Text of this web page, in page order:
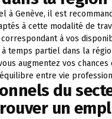
à Genève, il est
à cette modalité de
à vos
temps partiel dans la
augmentez vos
entre vie
du
un